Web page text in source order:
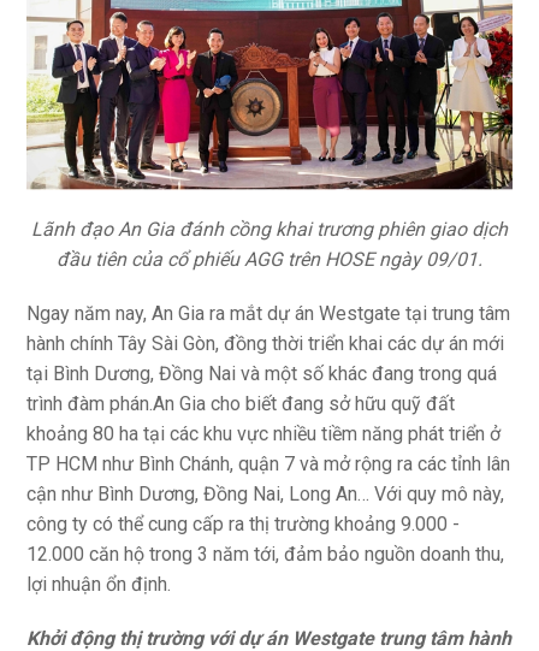
Lãnh đạo An Gia đánh cồng khai trương phiên giao dịch
đầu tiên của cổ phiếu AGG trên HOSE ngày 09/01.
Ngay năm nay, An Gia ra mắt dự án Westgate tại trung tâm
hành chính Tây Sài Gòn, đồng thời triển khai các dự án mới
tại Bình Dương, Đồng Nai và một số khác đang trong quá
trình đàm phán.An Gia cho biết đang sở hữu quỹ đất
khoảng 80 ha tại các khu vực nhiều tiềm năng phát triển ở
TP HCM như Bình Chánh, quận 7 và mở rộng ra các tỉnh lân
cận như Bình Dương, Đồng Nai, Long An… Với quy mô này,
công ty có thể cung cấp ra thị trường khoảng 9.000 -
12.000 căn hộ trong 3 năm tới, đảm bảo nguồn doanh thu,
lợi nhuận ổn định.
Khởi động thị trường với dự án Westgate trung tâm hành